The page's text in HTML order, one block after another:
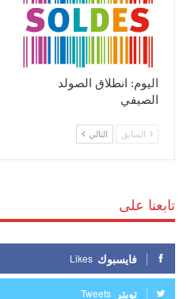
اليوم: انطلاق الصولد
الصيفي
السابق التالي
تابعنا على
فايسبوك Likes
تويتر Tweets